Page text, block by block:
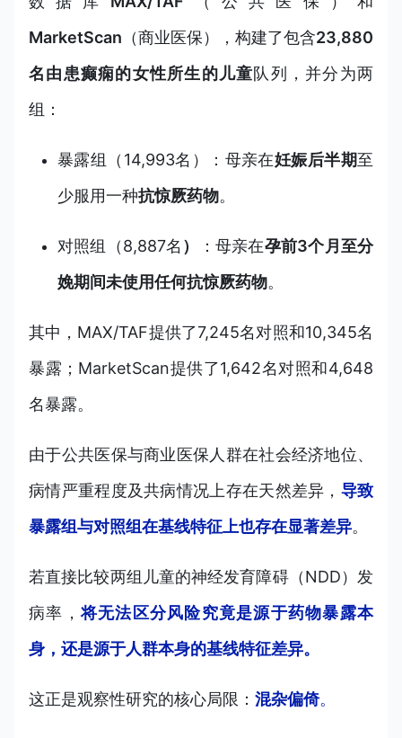
MarketScan （商业医保），构建了包含23,880
名由患癫痫的女性所生的儿童队列，并分为两
组：
暴露组（14,993名）：母亲在妊娠后半期至
少服用一种抗惊厥药物。
对照组（8,887名 ） ：母亲在孕前3个月至分
娩期间未使用任何抗惊厥药物。
其中，MAX/TAF提供了7,245名对照和10,345名
暴露；MarketScan提供了1,642名对照和4,648
名暴露。
由于公共医保与商业医保人群在社会经济地位、
病情严重程度及共病情况上存在天然差异， 导致
暴露组与对照组在基线特征上也存在显著差异。
若直接比较两组儿童的神经发育障碍（NDD）发
病率，将无法区分风险究竟是源于药物暴露本
身，还是源于人群本身的基线特征差异。
这正是观察性研究的核心局限： 混杂偏倚。